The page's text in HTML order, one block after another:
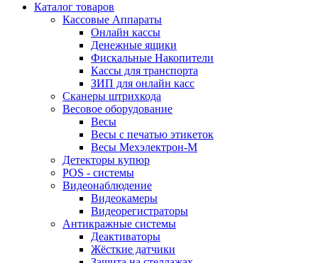
Каталог товаров
Кассовые Аппараты
Онлайн кассы
Денежные ящики
Фискальные Накопители
Кассы для транспорта
ЗИП для онлайн касс
Сканеры штрихкода
Весовое оборудование
Весы
Весы с печатью этикеток
Весы Мехэлектрон-М
Детекторы купюр
POS - системы
Видеонаблюдение
Видеокамеры
Видеорегистраторы
Антикражные системы
Деактиваторы
Жёсткие датчики